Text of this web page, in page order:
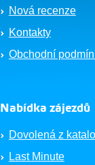
Nová recenze
Kontakty
Obchodní
Nabídka zájezdů
Dovolená z
Last Minute